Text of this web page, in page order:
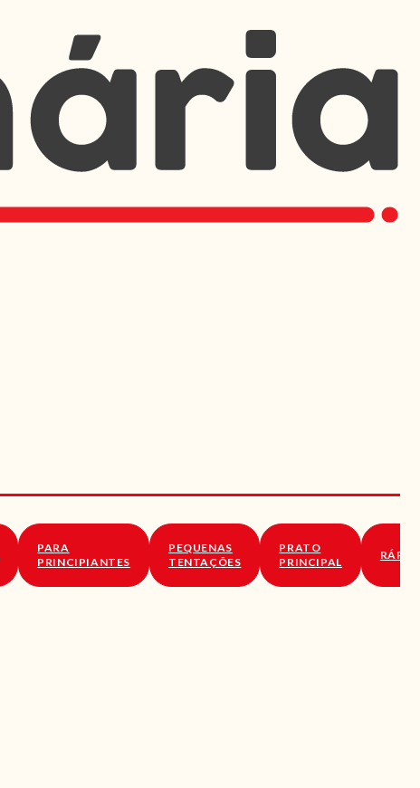
PARA
PRINCIPIANTES
PEQUENAS
TENTAÇÕES
PRATO
PRINCIPAL